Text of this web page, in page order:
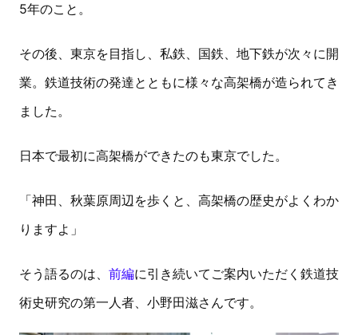
5年のこと。
その後、東京を目指し、私鉄、国鉄、地下鉄が次々に開
業。鉄道技術の発達とともに様々な高架橋が造られてき
ました。
日本で最初に高架橋ができたのも東京でした。
「神田、秋葉原周辺を歩くと、高架橋の歴史がよくわか
りますよ」
そう語るのは、 前編に引き続いてご案内いただく鉄道技
術史研究の第一人者、小野田滋さんです。